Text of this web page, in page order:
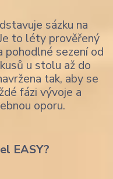
sázku na
to léty prověřený
pohodlné sezení od
u stolu až do
tak, aby se
fázi vývoje a
oporu.
EASY?